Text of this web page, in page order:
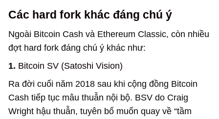
Các hard fork khác đáng chú ý
Ngoài Bitcoin Cash và Ethereum Classic, còn nhiều
đợt hard fork đáng chú ý khác như:
1. Bitcoin SV (Satoshi Vision)
Ra đời cuối năm 2018 sau khi cộng đồng Bitcoin
Cash tiếp tục mâu thuẫn nội bộ. BSV do Craig
Wright hậu thuẫn, tuyên bố muốn quay về “tầm